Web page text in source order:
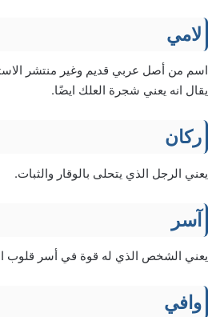
لامي
اسم من أصل عربي قديم وغير منتشر
يقال انه يعني شجرة العلك ايضًا.
ركان
يعني الرجل الذي يتحلى بالوقار والثبات.
آسر
يعني الشخص الذي له قوة في أسر قلوب
وافي